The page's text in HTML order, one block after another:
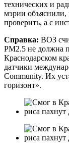
технических и
мэрии объяснили,
проверить, а с
Справка: ВОЗ
РМ2.5 не должна
Краснодарском
датчики
Community. Их
горизонт».